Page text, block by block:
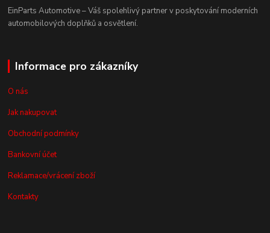
EinParts Automotive – Váš spolehlivý partner v poskytování moderních
automobilových doplňků a osvětlení.
Informace pro zákazníky
O nás
Jak nakupovat
Obchodní podmínky
Bankovní účet
Reklamace/vrácení zboží
Kontakty